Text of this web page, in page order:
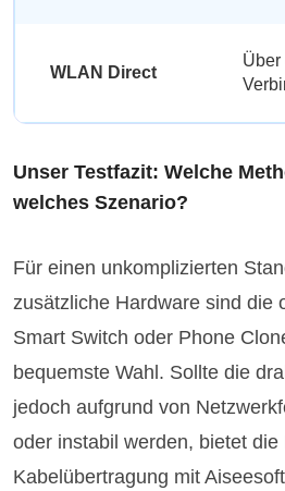
WLAN Direct
Über
Unser Testfazit: Welche
welches Szenario?
Für einen unkomplizierten
zusätzliche Hardware sind die
Smart Switch oder Phone
bequemste Wahl. Sollte die
jedoch aufgrund von
oder instabil werden, bietet die
Kabelübertragung mit